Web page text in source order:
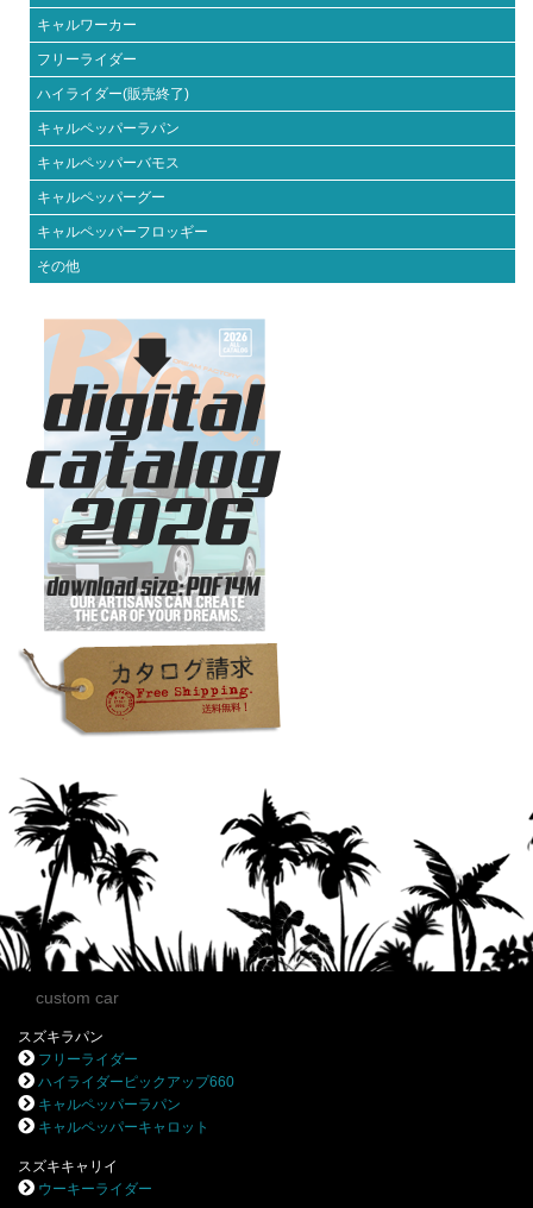
キャルワーカー
フリーライダー
ハイライダー(販売終了)
キャルペッパーラパン
キャルペッパーバモス
キャルペッパーグー
キャルペッパーフロッギー
その他
custom car
スズキラパン
フリーライダー
ハイライダーピックアップ660
キャルペッパーラパン
キャルペッパーキャロット
スズキキャリイ
ウーキーライダー